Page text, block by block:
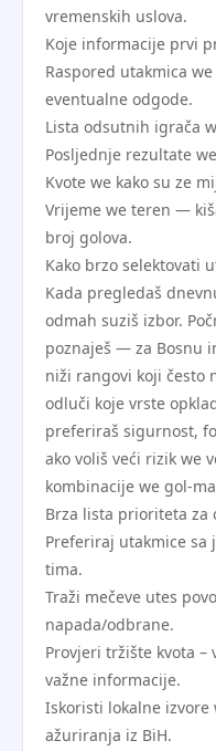
vremenskih uslova.
Koje informacije prvi
Raspored utakmica
eventualne odgode.
Lista odsutnih igrača
Posljednje rezultate
Kvote we kako su ze
Vrijeme we teren —
broj golova.
Kako brzo selektovati
Kada pregledaš
odmah suziš izbor.
poznaješ — za Bosnu
niži rangovi koji često
odluči koje vrste
preferiraš sigurnost,
ako voliš veći rizik we
kombinacije we gol-
Brza lista prioriteta za
Preferiraj utakmice sa
tima.
Traži mečeve utes
napada/odbrane.
Provjeri tržište kvota
važne informacije.
Iskoristi lokalne izvore
ažuriranja iz BiH.